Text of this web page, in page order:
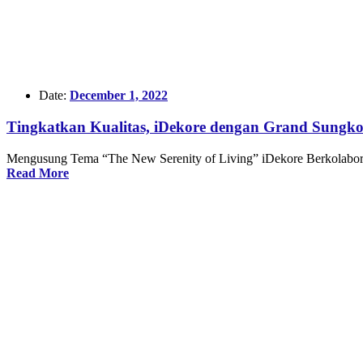
Date: December 1, 2022
Tingkatkan Kualitas, iDekore dengan Grand
Mengusung Tema “The New Serenity of Living” iDekore
Read More